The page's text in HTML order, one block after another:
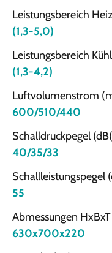
Leistungsbereich
(1,3-5,0)
Leistungsbereich
(1,3-4,2)
Luftvolumenstrom
600/510/440
Schalldruckpegel
40/35/33
Schallleistungspegel
55
Abmessungen
630x700x220